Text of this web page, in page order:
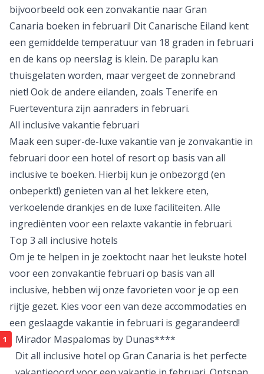
bijvoorbeeld ook een zonvakantie naarGran
Canaria boeken in februari! Dit Canarische Eiland kent
een gemiddelde temperatuur van 18 graden in februari
en de kans op neerslag is klein. De paraplu kan
thuisgelaten worden, maar vergeet de zonnebrand
niet! Ook de andere eilanden, zoals Tenerife en
Fuerteventura zijn aanraders in februari.
All inclusive vakantie februari
Maak een super-de-luxe vakantie van je zonvakantie in
februari door een hotel of resort op basis van all
inclusive te boeken. Hierbij kun je onbezorgd (en
onbeperkt!) genieten van al het lekkere eten,
verkoelende drankjes en de luxe faciliteiten. Alle
ingrediënten voor een relaxte vakantie in februari.
Top 3 all inclusive hotels
Om je te helpen in je zoektocht naar het leukste hotel
voor een zonvakantie februari op basis van all
inclusive, hebben wij onze favorieten voor je op een
rijtje gezet. Kies voor een van deze accommodaties en
een geslaagde vakantie in februari is gegarandeerd!
Mirador Maspalomas by Dunas****
Dit all inclusive hotel op Gran Canaria is het perfecte